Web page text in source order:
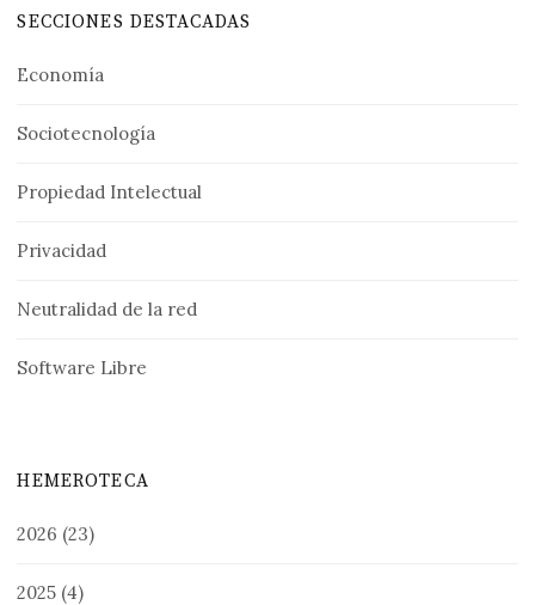
SECCIONES DESTACADAS
Economía
Sociotecnología
Propiedad Intelectual
Privacidad
Neutralidad de la red
Software Libre
HEMEROTECA
2026 (23)
2025 (4)